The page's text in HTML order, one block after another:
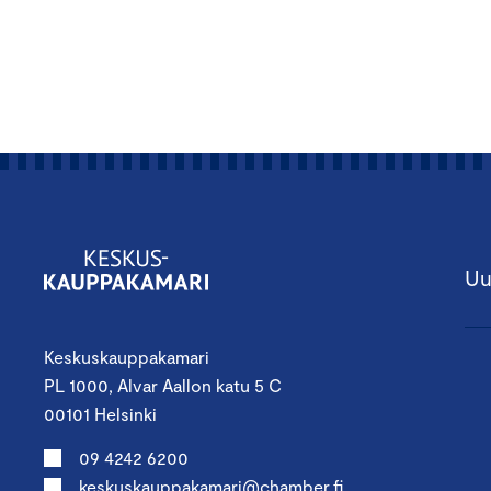
Keskuskauppakamari
PL 1000, Alvar Aallon katu 5 C
00101 Helsinki
09 4242 6200
keskuskauppakamari@chamber.fi